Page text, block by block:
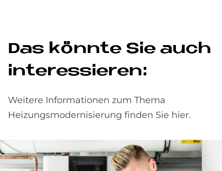
Das könn­te Sie auch
in­ter­es­sie­ren:
Weitere Informationen zum Thema
Heizungsmodernisierung finden Sie hier.